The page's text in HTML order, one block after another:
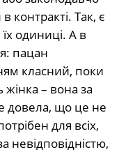
контракті. Так, є
одиниці. А в
пацан
класний, поки
– вона за
довела, що це не
для всіх,
невідповідністю,